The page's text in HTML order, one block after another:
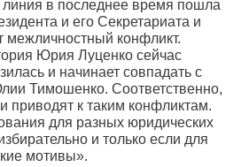
линия в последнее время пошла
и его Секретариата и
межличностный конфликт.
Юрия Луценко сейчас
и начинает совпадать с
Тимошенко. Соответственно,
приводят к таким конфликтам.
для разных юридических
и только если для
мотивы».